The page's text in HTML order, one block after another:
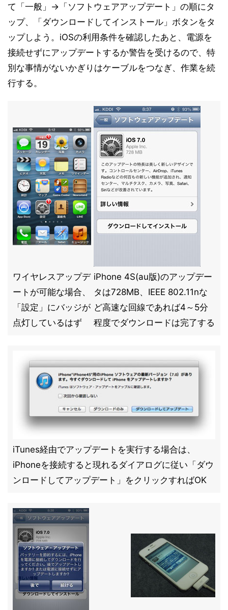
て「一般」→「ソフトウェアアップデート」の順にタ
ップ、「ダウンロードしてインストール」ボタンをタ
ップしよう。iOSの利用条件を確認したあと、電源を
接続せずにアップデートするか警告を受けるので、特
別な事情がないかぎりはケーブルをつなぎ、作業を続
行する。
ワイヤレスアップデ
ートが可能な場合、
「設定」にバッジが
点灯しているはず
iPhone 4S(au版)のアップデー
タは728MB、IEEE 802.11nな
ど高速な回線であれば4～5分
程度でダウンロードは完了する
iTunes経由でアップデートを実行する場合は、
iPhoneを接続すると現れるダイアログに従い「ダウ
ンロードしてアップデート」をクリックすればOK